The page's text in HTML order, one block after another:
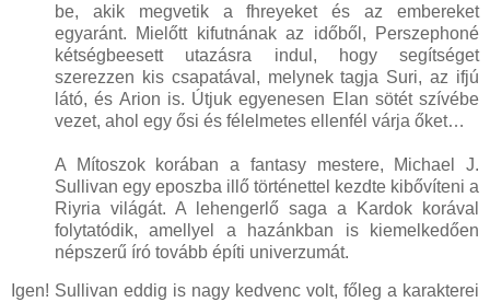
be, akik megvetik a fhreyeket és az embereket
egyaránt. Mielőtt kifutnának az időből, Perszephoné
kétségbeesett utazásra indul, hogy segítséget
szerezzen kis csapatával, melynek tagja Suri, az ifjú
látó, és Arion is. Útjuk egyenesen Elan sötét szívébe
vezet, ahol egy ősi és félelmetes ellenfél várja őket…
A Mítoszok korában a fantasy mestere, Michael J.
Sullivan egy eposzba illő történettel kezdte kibővíteni a
Riyria világát. A lehengerlő saga a Kardok korával
folytatódik, amellyel a hazánkban is kiemelkedően
népszerű író tovább építi univerzumát.
Igen! Sullivan eddig is nagy kedvenc volt, főleg a karakterei